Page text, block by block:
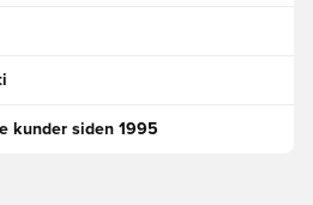
kunder siden 1995